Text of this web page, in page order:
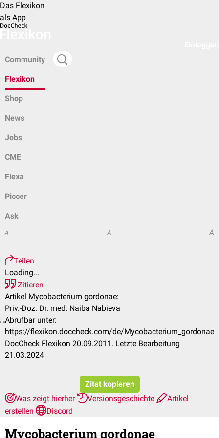
Das Flexikon
als App
Community
Flexikon
Shop
News
Jobs
CME
Flexa
Piccer
Ask
A A A
Teilen
Loading...
Zitieren
Artikel Mycobacterium gordonae:
Priv.-Doz. Dr. med. Naiba Nabieva
Abrufbar unter:
https://flexikon.doccheck.com/de/Mycobacterium_gordonae
DocCheck Flexikon 20.09.2011. Letzte Bearbeitung
21.03.2024
Zitat kopieren
Was zeigt hierher
Versionsgeschichte
Artikel
erstellen
Discord
Mycobacterium gordonae